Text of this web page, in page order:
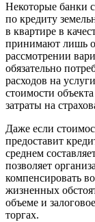
Некоторые банки
по кредиту
в квартире в
принимают лишь
рассмотрении
обязательно
расходов на
стоимости
затраты на
Даже если
предоставит
среднем
позволяет
компенсировать
жизненных
объеме и
торгах.